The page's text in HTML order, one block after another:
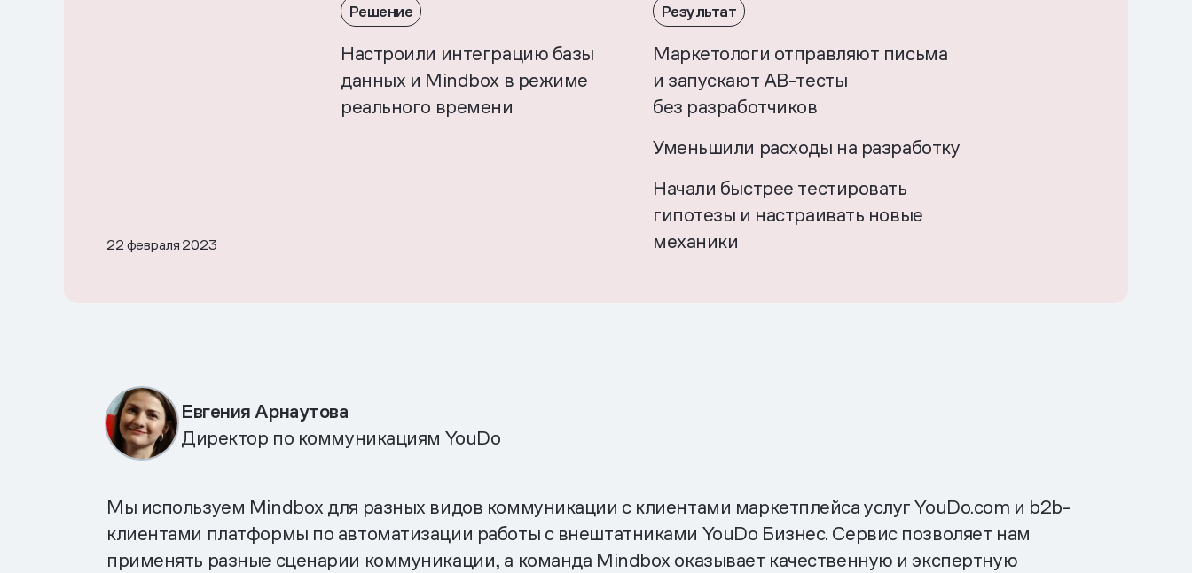
Решение
Настроили интеграцию базы
данных и Mindbox в режиме
реального времени
Результат
Маркетологи отправляют письма
и запускают AB-тесты
без разработчиков
Уменьшили расходы на разработку
Начали быстрее тестировать
гипотезы и настраивать новые
механики
22 февраля 2023
Евгения Арнаутова
Директор по коммуникациям YouDo
Мы используем Mindbox для разных видов коммуникации с клиентами маркетплейса услуг YouDo.com и b2b-
клиентами платформы по автоматизации работы с внештатниками YouDo Бизнес. Сервис позволяет нам
применять разные сценарии коммуникации, а команда Mindbox оказывает качественную и экспертную